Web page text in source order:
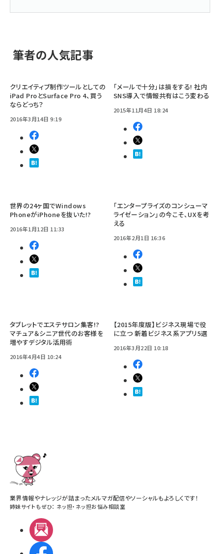
筆者の人気記事
クリエイティブ制作ツールとしての
iPad ProとSurface Pro 4、買う
ならどっち？
2016年3月14日 9:19
「メールで十分」は損をする! 社内
SNS導入で情報共有はこう変わる
2015年11月4日 18:24
世界の24ヶ国でWindows
PhoneがiPhoneを抜いた!?
2016年1月12日 11:33
「エンタープライズのコンシューマ
ライゼーション」の今こそ、UXを考
える
2016年2月1日 16:36
タブレットでエステサロン集客!?
マチュア＆シニア世代のお客様を
増やすデジタル活用術
2016年4月4日 10:24
【2015年度版】ビジネス現場で役
に立つ 新着ビジネス系アプリ5選
2016年3月22日 10:18
業界情報やナレッジが詰まったメルマガ配信やソーシャルもよろしくです！
姉妹サイトもぜひ： ネッ担・ ネッ担お悩み相談室